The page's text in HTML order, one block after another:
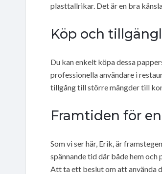
plasttallrikar. Det är en bra
Köp och
Du kan enkelt köpa dessa
professionella användare i
tillgång till större mängder till
Framtiden för
Som vi ser här, Erik, är
spännande tid där både hem
Att ta ett beslut om att använda